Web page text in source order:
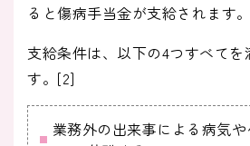
ると傷病手当金が支給されます。
支給条件は、以下の4つすべてを
す。[2]
業務外の出来事による病気